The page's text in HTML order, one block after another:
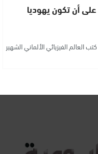
أن تكون يهوديا
الصحراء اليومية/العيونفي 19 ماي سنة 1933 كتب العالم الفيزيائي الألماني الشهير